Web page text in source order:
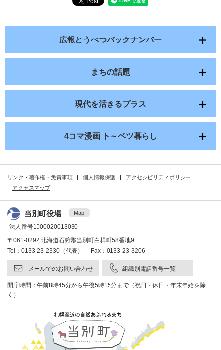
広報とうべつバックナンバー
まちの話題
現代を活きるプラス
4コマ漫画 ト～ベツ暮らし
リンク・著作権・免責事項 個人情報保護
アクセシビリティポリシー
アクセスマップ
当別町役場 Map
法人番号1000020013030
〒061-0292 北海道石狩郡当別町白樺町58番地9
Tel：0133-23-2330（代表） Fax：0133-23-3206
メールでのお問い合わせ 組織別電話番号一覧
開庁時間：午前8時45分から午後5時15分まで（祝日・休日・年末年始を除
く）